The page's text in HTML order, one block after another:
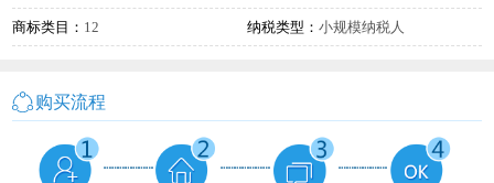
商标类目： 12 纳税类型： 小规模纳税人
购买流程